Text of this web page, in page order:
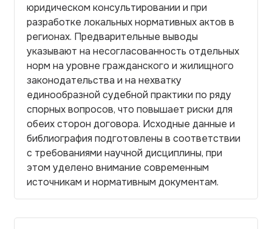
юридическом консультировании и при
разработке локальных нормативных актов в
регионах. Предварительные выводы
указывают на несогласованность отдельных
норм на уровне гражданского и жилищного
законодательства и на нехватку
единообразной судебной практики по ряду
спорных вопросов, что повышает риски для
обеих сторон договора. Исходные данные и
библиография подготовлены в соответствии
с требованиями научной дисциплины, при
этом уделено внимание современным
источникам и нормативным документам.